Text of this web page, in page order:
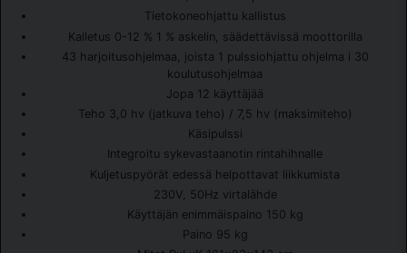
Tietokoneohjattu kallistus
Kalletus 0-12 % 1 % askelin, säädettävissä moottorilla
43 harjoitusohjelmaa, joista 1 pulssiohjattu ohjelma i 30
koulutusohjelmaa
Jopa 12 käyttäjää
Teho 3,0 hv (jatkuva teho) / 7,5 hv (maksimiteho)
Käsipulssi
Integroitu sykevastaanotin rintahihnalle
Kuljetuspyörät edessä helpottavat liikkumista
230V, 50Hz virtalähde
Käyttäjän enimmäispaino 150 kg
Paino 95 kg